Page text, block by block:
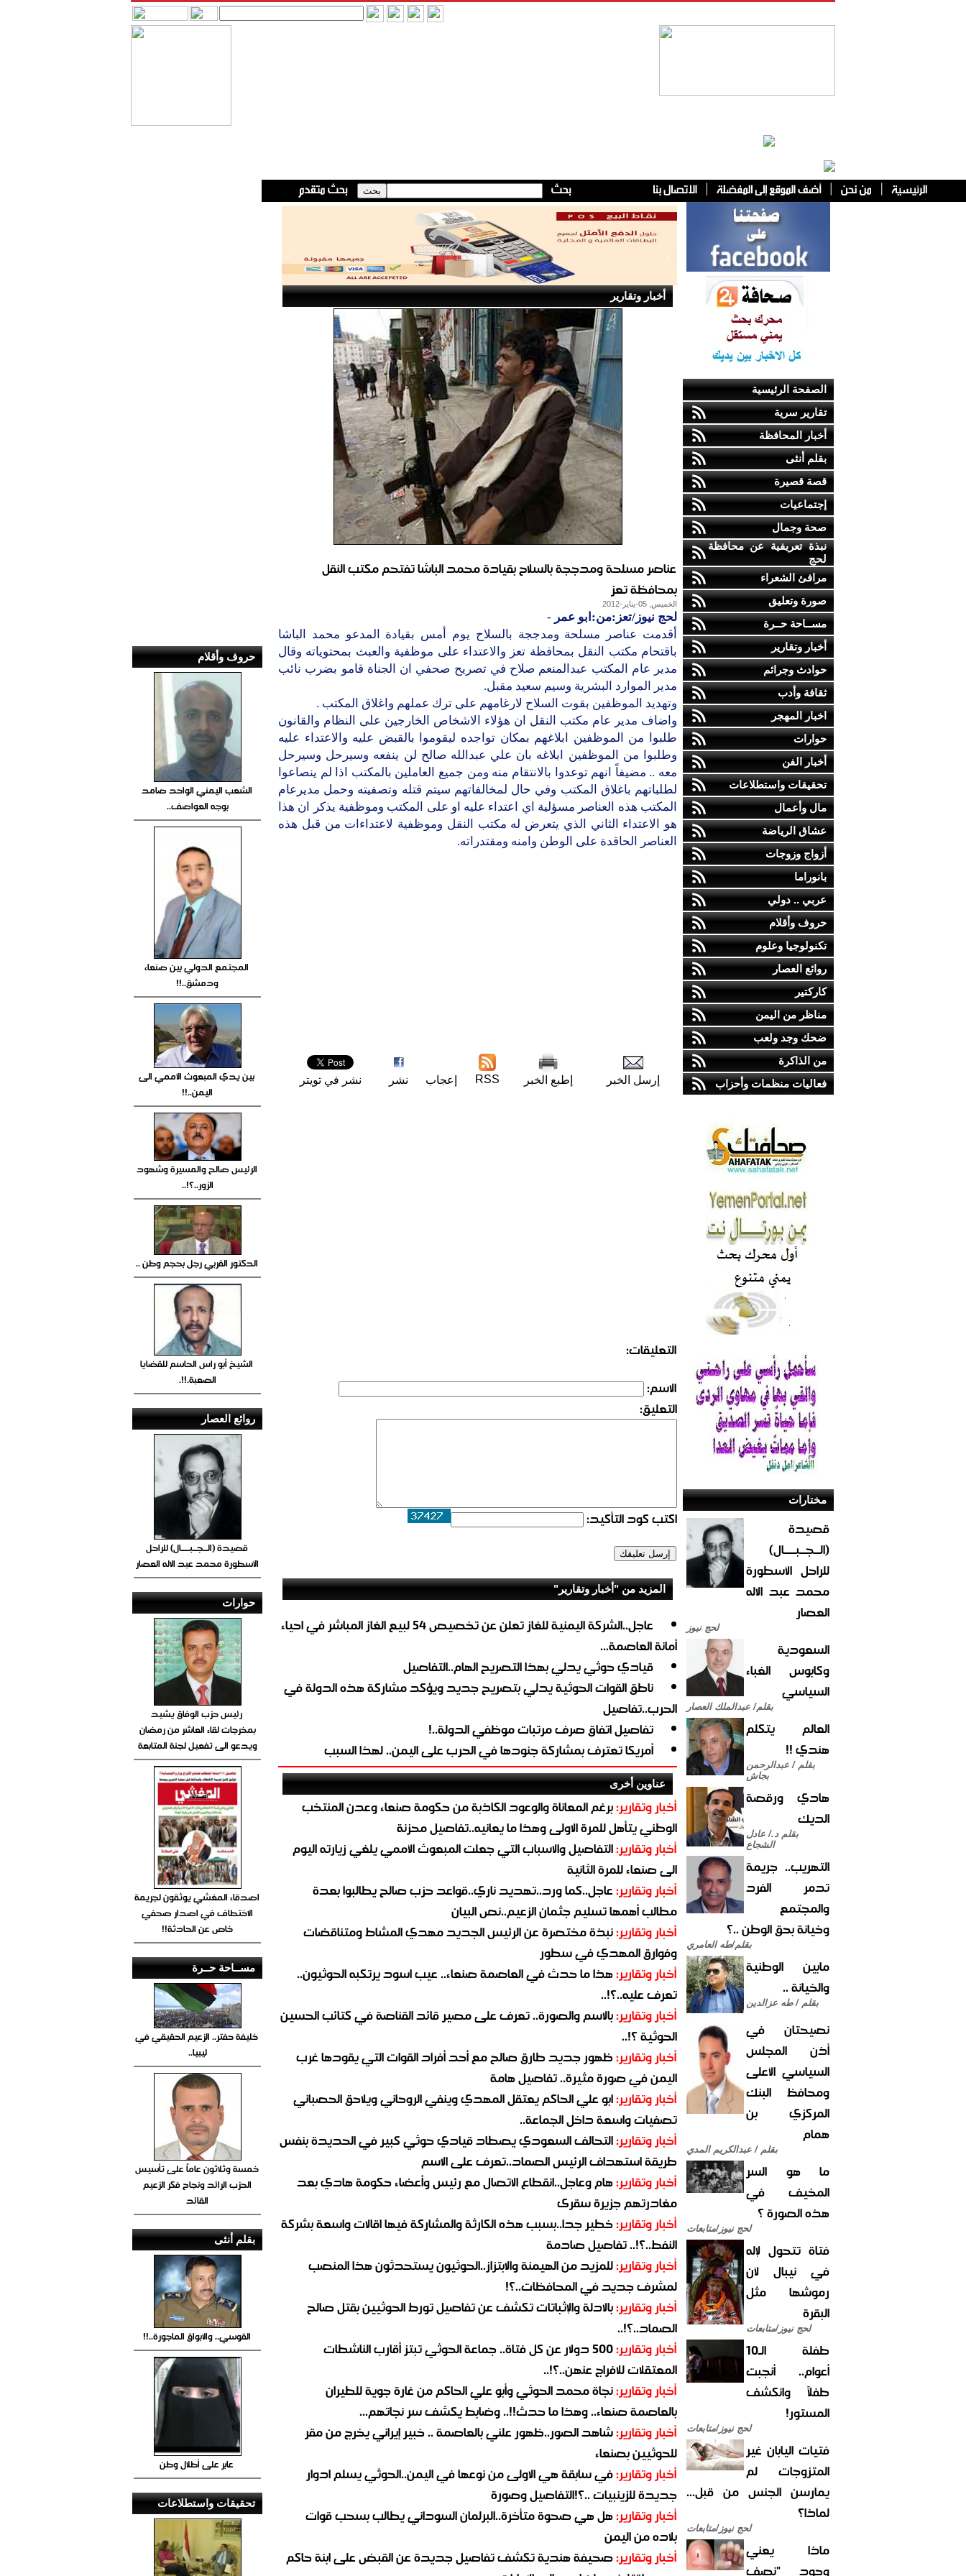
الصفحة الرئيسية
تقارير سرية
أخبار المحافظة
بقلم أنثى
قصة قصيرة
إجتماعيات
صحة وجمال
نبذة تعريفية عن محافظة
لحج
مرافئ الشعراء
صورة وتعليق
مســاحة حــرة
أخبار وتقارير
حوادث وجرائم
ثقافة وأدب
اخبار المهجر
حوارات
أخبار الفن
تحقيقات واستطلاعات
مال وأعمال
عشاق الرياضة
أزواج وزوجات
بانوراما
عربي .. دولي
حروف وأقلام
تكنولوجيا وعلوم
روائع العصار
كاركتير
مناظر من اليمن
ضحك وجد ولعب
من الذاكرة
فعاليات منظمات وأحزاب
مختارات
قصيدة
(الــجــبــــال)
للراحل الأسطورة
محمد عبد الاله
العصار
لحج نيوز
السعودية
وكابوس الغباء
السياسي
بقلم/ عبدالملك العصار
العالم يتكلم
هندي !!
بقلم / عبدالرحمن
بجاش
هادي ورقصة
الديك
بقلم د./ عادل
الشجاع
التهريب.. جريمة
تدمر الفرد
والمجتمع
وخيانة بحق الوطن ..؟
بقلم/طه العامري
مابين الوطنية
والخيانة ..
بقلم / طه عزالدين
نصيحتان في
أذن المجلس
السياسي الأعلى
ومحافظ البنك
المركزي بن
همام
بقلم / عبدالكريم المدي
ما هو السر
المخيف في
هذه الصورة ؟
لحج نيوز/متابعات
فتاة تتحول لإله
في نيبال لأن
رموشها مثل
البقرة
لحج نيوز/متابعات
طفلة الـ10
أعوام.. أنجبت
طفلاً وانكشف
المستور!
لحج نيوز/متابعات
فتيات اليابان غير
المتزوجات لم
يمارسن الجنس من قبل...
لماذا؟
لحج نيوز/متابعات
ماذا يعني
وجود "نصف
أخبار وتقارير
عناصر مسلحة ومدججة بالسلاح بقيادة محمد الباشا تفتحم مكتب النقل
بمحافظة تعز
الخميس, 05-يناير-2012
لحج نيوز/تعز:من:ابو عمر -
أقدمت عناصر مسلحة ومدججة بالسلاح يوم أمس بقيادة المدعو محمد الباشا
باقتحام مكتب النقل بمحافظة تعز والاعتداء على موظفية والعبث بمحتوياته وقال
مدير عام المكتب عبدالمنعم صلاح في تصريح صحفي ان الجناة قامو بضرب نائب
مدير الموارد البشرية وسيم سعيد مقبل.
وتهديد الموظفين بقوت السلاح لارغامهم على ترك عملهم واغلاق المكتب .
واضاف مدير عام مكتب النقل ان هؤلاء الاشخاص الخارجين على النظام والقانون
طلبوا من الموظفين ابلاغهم بمكان تواجده ليقوموا بالقبض عليه والاعتداء عليه
وطلبوا من الموظفين ابلاغه بان علي عبدالله صالح لن ينفعه وسيرحل وسيرحل
معه .. مضيفاً انهم توعدوا بالانتقام منه ومن جميع العاملين بالمكتب اذا لم ينصاعوا
لطلباتهم باغلاق المكتب وفي حال لمخالفاتهم سيتم قتله وتصفيته وحمل مديرعام
المكتب هذه العناصر مسؤلية اي اعتداء عليه او على المكتب وموظفية يذكر ان هذا
هو الاعتداء الثاني الذي يتعرض له مكتب النقل وموظفية لاعتداءات من قبل هذه
العناصر الحاقدة على الوطن وامنه ومقتدراته.
إرسل الخبر إطبع الخبر RSS إعجاب نشر نشر في تويتر
التعليقات:
الاسم:
التعليق:
اكتب كود التأكيد:
المزيد من "أخبار وتقارير"
عاجل..الشركة اليمنية للغاز تعلن عن تخصيص 54 لبيع الغاز المباشر في احياء
أمانة العاصمة...
قيادي حوثي يدلي بهذا التصريح الهام..التفاصيل
ناطق القوات الحوثية يدلي بتصريح جديد ويؤكد مشاركة هذه الدولة في
الحرب..تفاصيل
تفاصيل اتفاق صرف مرتبات موظفي الدولة..!
أمريكا تعترف بمشاركة جنودها في الحرب على اليمن.. لهذا السبب
عناوين أخرى
أخبار وتقارير:برغم المعاناة والوعود الكاذبة من حكومة صنعاء وعدن المنتخب
الوطني يتأهل للمرة الاولى وهذا ما يعانيه..تفاصيل محزنة
أخبار وتقارير:التفاصيل والاسباب التي جعلت المبعوث الأممي يلغي زيارته اليوم
الى صنعاء للمرة الثانية
أخبار وتقارير:عاجل..كما ورد..تهديد ناري..قواعد حزب صالح يطالبوا بعدة
مطالب أهمها تسليم جثمان الزعيم..نص البيان
أخبار وتقارير:نبذة مختصرة عن الرئيس الجديد مهدي المشاط ومتناقضات
وفوارق المهدي في سطور
أخبار وتقارير:هذا ما حدث في العاصمة صنعاء.. عيب اسود يرتكبه الحوثيون..
تعرف عليه..؟!..
أخبار وتقارير:بالاسم والصورة.. تعرف على مصير قائد القناصة في كتائب الحسين
الحوثية ؟!..
أخبار وتقارير:ظهور جديد طارق صالح مع أحد أفراد القوات التي يقودها غرب
اليمن في صورة مثيرة.. تفاصيل هامة
أخبار وتقارير:ابو علي الحاكم يعتقل المهدي وينفي الروحاني ويلاحق الحصباني
تصفيات واسعة داخل الجماعة..
أخبار وتقارير:التحالف السعودي يصطاد قيادي حوثي كبير في الحديدة بنفس
طريقة استهداف الرئيس الصماد..تعرف على الاسم
أخبار وتقارير:هام وعاجل..انقطاع الاتصال مع رئيس وأعضاء حكومة هادي بعد
مغادرتهم جزيرة سقرى
أخبار وتقارير:خطير جدا..بسبب هذه الكارثة والمشاركة فيها اقالات واسعة بشركة
النفط..؟!.. تفاصيل صادمة
أخبار وتقارير:للمزيد من الهيمنة والابتزاز..الحوثيون يستحدثون هذا المنصب
لمشرف جديد في المحافظات..؟!
أخبار وتقارير:بالادلة والإثباتات تكشف عن تفاصيل تورط الحوثيين بقتل صالح
الصماد..؟!..
أخبار وتقارير:
500 دولار عن كل فتاة.. جماعة الحوثي تبتز أقارب الناشطات
المعتقلات للافراج عنهن..؟!..
أخبار وتقارير:نجاة محمد الحوثي وأبو علي الحاكم من غارة جوية للطيران
بالعاصمة صنعاء.. وهذا ما حدث!!.. وضابط يكشف سر نجاتهم...
أخبار وتقارير:شاهد الصور..ظهور علني بالعاصمة .. خبير إيراني يخرج من مقر
للحوثيين بصنعاء
أخبار وتقارير:في سابقة هي الاولى من نوعها في اليمن..الحوثي يسلم ادوار
جديدة للزينبيات ..؟!التفاصيل وصورة
أخبار وتقارير:هل هي صحوة متأخرة..البرلمان السوداني يطالب بسحب قوات
بلاده من اليمن
أخبار وتقارير:صحيفة هندية تكشف تفاصيل جديدة عن القبض على ابنة حاكم
حروف وأقلام
الشعب اليمني الواحد صامد
بوجه العواصف..
المجتمع الدولي بين صنعاء
ودمشق..!!
بين يدي المبعوث الأممي الى
اليمن..!!
الرئيس صالح والمسيرة وشهود
الزور..؟!..
الدكتور القربي رجل بحجم وطن ..
الشيخ أبو راس الحاسم للقضايا
الصعبة.!!.
روائع العصار
قصيدة (الــجــبــــال) للراحل
الأسطورة محمد عبد الاله العصار
حوارات
رئيس حزب الوفاق يشيد
بمخرجات لقاء العاشر من رمضان
ويدعو الى تفعيل لجنة المتابعة
اصدقاء المغشي يوثقون لجريمة
الاختطاف في اصدار صحفي
خاص عن الحادثة!!
مســاحة حــرة
خليفة حفتر.. الزعيم الحقيقي في
ليبيا..
خمسة وثلاثون عاماً على تأسيس
الحزب الرائد ونجاح فكر الزعيم
القائد
بقلم أنثى
القوسي.. والابواق الماجورة..!!
عابر على أطلال وطن
تحقيقات واستطلاعات